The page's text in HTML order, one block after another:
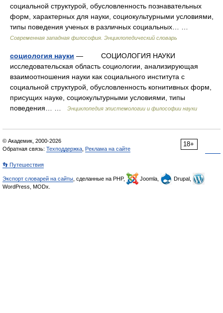
социальной структурой, обусловленность познавательных
форм, характерных для науки, социокультурными условиями,
типы поведения ученых в различных социальных… …
Современная западная философия. Энциклопедический словарь
социология науки — СОЦИОЛОГИЯ НАУКИ
исследовательская область социологии, анализирующая
взаимоотношения науки как социального института с
социальной структурой, обусловленность когнитивных форм,
присущих науке, социокультурными условиями, типы
поведения… …
Энциклопедия эпистемологии и философии науки
18+
© Академик, 2000-2026
Обратная связь: Техподдержка Реклама на сайте
👣 Путешествия
Экспорт словарей на сайты , сделанные на PHP, Joomla,
Drupal,
WordPress, MODx.